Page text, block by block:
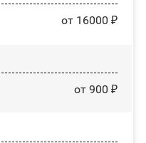
от 16000 ₽
от 900 ₽